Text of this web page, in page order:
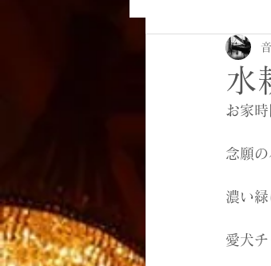
水
お家
念願の
濃い
愛犬チ